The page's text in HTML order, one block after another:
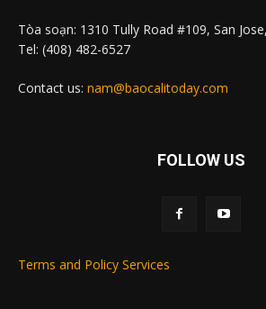
Tòa soạn: 1310 Tully Road #109, San
Tel: (408) 482-6527
Contact us: nam@baocalitoday.com
FOLLOW US
Terms and Policy Services